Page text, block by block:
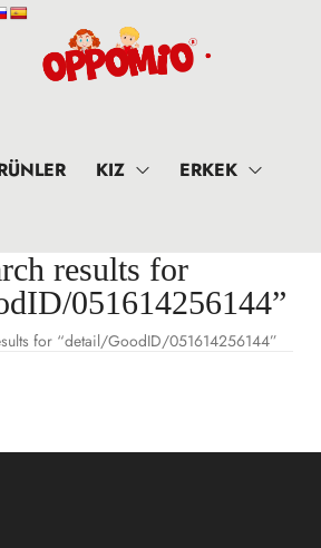
KIZ ERKEK
results for
051614256144”
for “detail/GoodID/051614256144”